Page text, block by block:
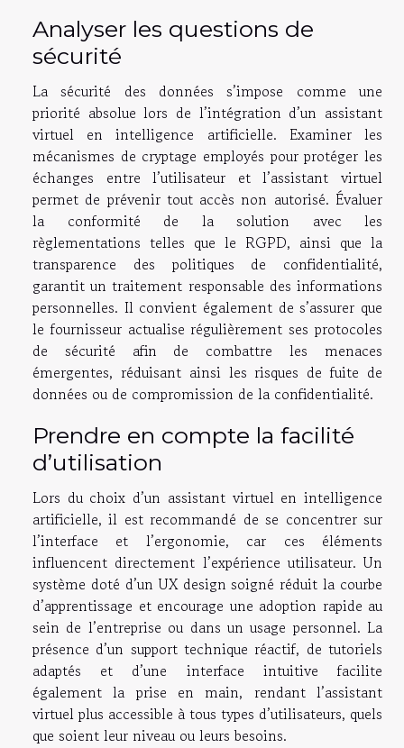
Analyser les questions de
sécurité
La sécurité des données s’impose comme une
priorité absolue lors de l’intégration d’un assistant
virtuel en intelligence artificielle. Examiner les
mécanismes de cryptage employés pour protéger les
échanges entre l’utilisateur et l’assistant virtuel
permet de prévenir tout accès non autorisé. Évaluer
la conformité de la solution avec les
règlementations telles que le RGPD, ainsi que la
transparence des politiques de confidentialité,
garantit un traitement responsable des informations
personnelles. Il convient également de s’assurer que
le fournisseur actualise régulièrement ses protocoles
de sécurité afin de combattre les menaces
émergentes, réduisant ainsi les risques de fuite de
données ou de compromission de la confidentialité.
Prendre en compte la facilité
d’utilisation
Lors du choix d’un assistant virtuel en intelligence
artificielle, il est recommandé de se concentrer sur
l’interface et l’ergonomie, car ces éléments
influencent directement l’expérience utilisateur. Un
système doté d’un UX design soigné réduit la courbe
d’apprentissage et encourage une adoption rapide au
sein de l’entreprise ou dans un usage personnel. La
présence d’un support technique réactif, de tutoriels
adaptés et d’une interface intuitive facilite
également la prise en main, rendant l’assistant
virtuel plus accessible à tous types d’utilisateurs, quels
que soient leur niveau ou leurs besoins.